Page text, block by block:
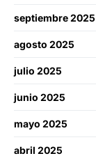
septiembre 2025
agosto 2025
julio 2025
junio 2025
mayo 2025
abril 2025